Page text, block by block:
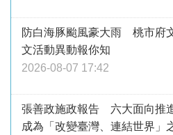
防白海豚颱風豪大雨 桃市府
文活動異動報你知
2026-08-07 17:42
張善政施政報告 六大面向推
成為「改變臺灣、連結世界」